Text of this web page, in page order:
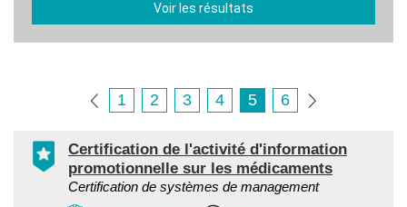
Voir les résultats
1 2 3 4 5 6
Certification de l'activité d'information
promotionnelle sur les médicaments
Certification de systèmes de management